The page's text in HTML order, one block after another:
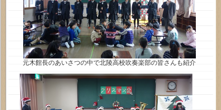
元木館長のあいさつの中で北陵高校吹奏楽部の皆さんも紹介